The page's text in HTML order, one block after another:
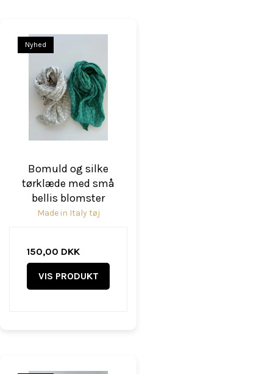
Nyhed
Bomuld og silke
tørklæde med små
bellis blomster
Made in Italy tøj
150,00 DKK
VIS PRODUKT